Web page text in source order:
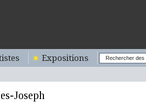
Expositions
Joseph